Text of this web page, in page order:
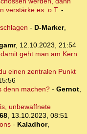
verstärke es. o.T. -
- D-Marker,
, 12.10.2023, 21:54
geht man am Kern
einen zentralen Punkt
denn machen?- Gernot,
unbewaffnete
, 13.10.2023, 08:51
- Kaladhor,